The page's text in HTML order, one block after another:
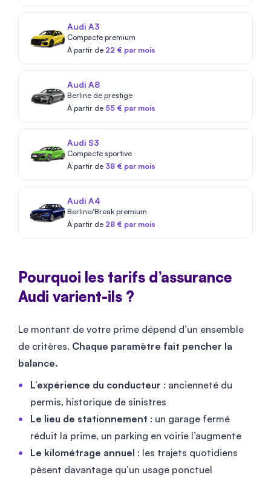
Audi A3
Compacte premium
À partir de 22 € par mois
Audi A8
Berline de prestige
À partir de 55 € par mois
Audi S3
Compacte sportive
À partir de 38 € par mois
Audi A4
Berline/Break premium
À partir de 28 € par mois
Pourquoi les tarifs d’assurance
Audi varient-ils ?
Le montant de votre prime dépend d’un ensemble
de critères. Chaque paramètre fait pencher la
balance.
L’expérience du conducteur : ancienneté du
permis, historique de sinistres
Le lieu de stationnement : un garage fermé
réduit la prime, un parking en voirie l’augmente
Le kilométrage annuel : les trajets quotidiens
pèsent davantage qu’un usage ponctuel